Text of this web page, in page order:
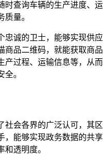
时查询车辆的生产进度、运
量。
忠诚的卫士，能够实现供应
商品二维码，就能获取商品
产过程、运输信息等，从而
。
社会各界的广泛认可，其区
，能够实现政务数据的共享
透明度。